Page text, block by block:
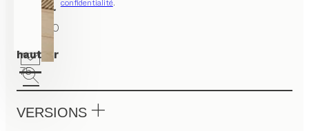
confidentialité.
largeur
90, 100
hauteur
75
VERSIONS